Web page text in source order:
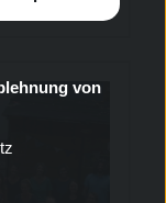
von